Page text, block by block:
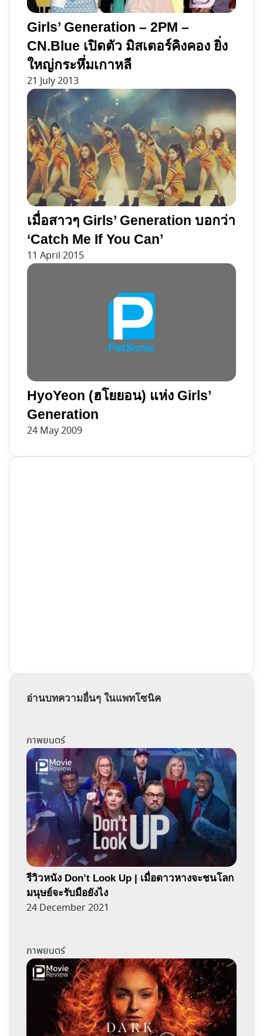
Girls’ Generation – 2PM –
CN.Blue เปิดตัว มิสเตอร์คิงคอง ยิ่ง
ใหญ่กระหึ่มเกาหลี
21 July 2013
เมื่อสาวๆ Girls’ Generation บอกว่า
‘Catch Me If You Can’
11 April 2015
HyoYeon (ฮโยยอน) แห่ง Girls’
Generation
24 May 2009
อ่านบทความอื่นๆ ในแพทโซนิค
ภาพยนตร์
รีวิวหนัง Don’t Look Up | เมื่อดาวหางจะชนโลก
มนุษย์จะรับมือยังไง
24 December 2021
ภาพยนตร์